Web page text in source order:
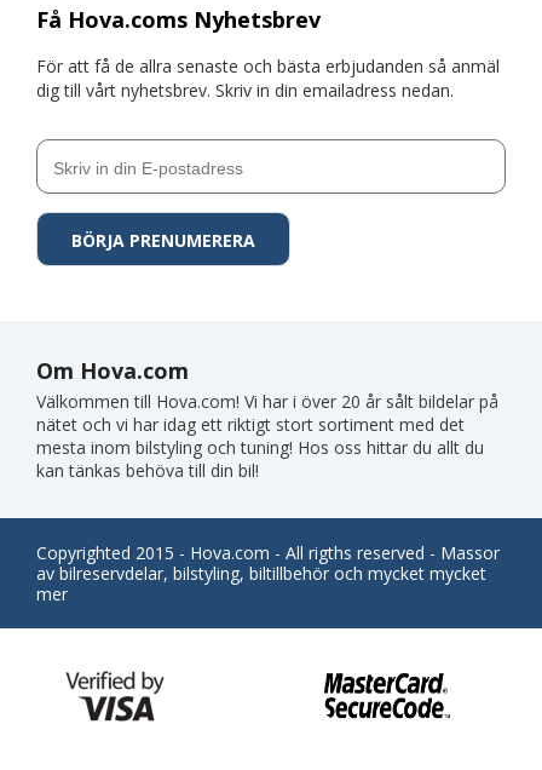
Få Hova.coms Nyhetsbrev
För att få de allra senaste och bästa erbjudanden så anmäl
dig till vårt nyhetsbrev. Skriv in din emailadress nedan.
Om Hova.com
Välkommen till Hova.com! Vi har i över 20 år sålt bildelar på
nätet och vi har idag ett riktigt stort sortiment med det
mesta inom bilstyling och tuning! Hos oss hittar du allt du
kan tänkas behöva till din bil!
Copyrighted 2015 - Hova.com - All rigths reserved - Massor
av bilreservdelar, bilstyling, biltillbehör och mycket mycket
mer